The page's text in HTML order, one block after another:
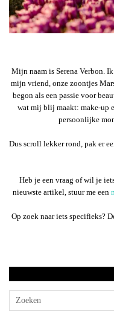
Mijn naam is Serena Verbon.
mijn vriend, onze zoontjes
begon als een passie voor
wat mij blij maakt: make-up
persoonlijke
Dus scroll lekker rond, pak er
Heb je een vraag of wil je
nieuwste artikel, stuur me een
Op zoek naar iets specifieks?